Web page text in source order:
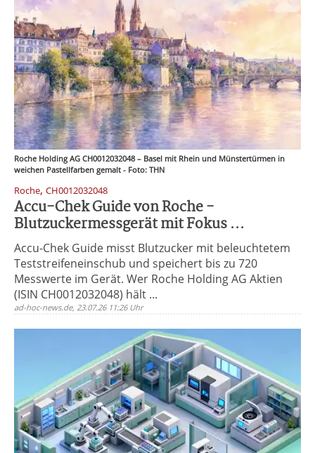
Roche Holding AG CH0012032048 – Basel mit Rhein und Münstertürmen in
weichen Pastellfarben gemalt - Foto: THN
Roche, CH0012032048
Accu-Chek Guide von Roche -
Blutzuckermessgerät mit Fokus ...
Accu-Chek Guide misst Blutzucker mit beleuchtetem
Teststreifeneinschub und speichert bis zu 720
Messwerte im Gerät. Wer Roche Holding AG Aktien
(ISIN CH0012032048) hält ...
ad-hoc-news.de, 23.07.26 11:26 Uhr